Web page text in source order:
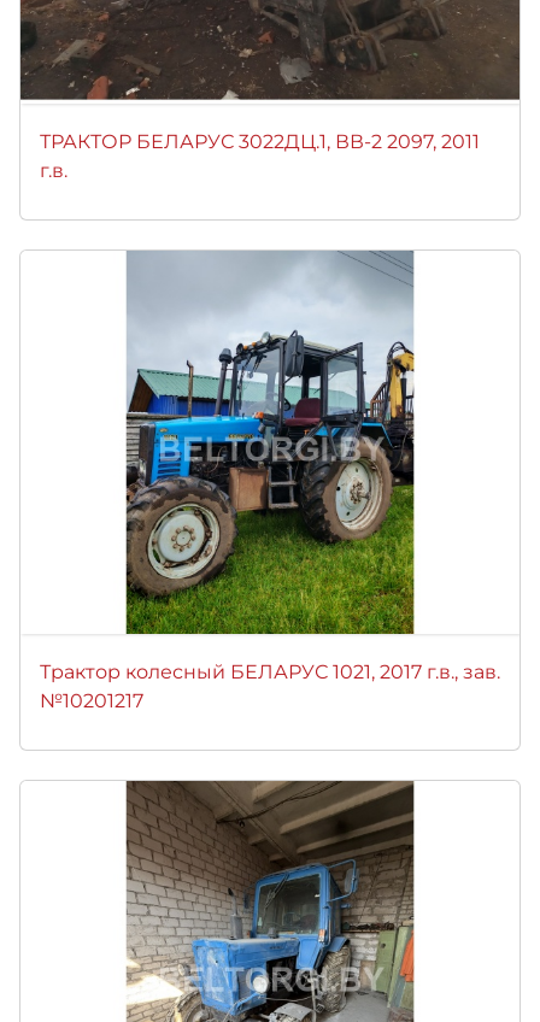
ТРАКТОР БЕЛАРУС 3022ДЦ.1, ВВ-2 2097, 2011
г.в.
Трактор колесный БЕЛАРУС 1021, 2017 г.в., зав.
№10201217